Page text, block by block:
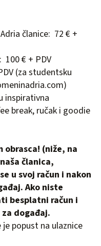
članice: 72 € +
100 € + PDV
(za studentsku
)
inspirativna
break, ručak i goodie
obrasca! (niže, na
članica,
u svoj račun i nakon
Ako niste
besplatni račun i
događaj.
popust na ulaznice